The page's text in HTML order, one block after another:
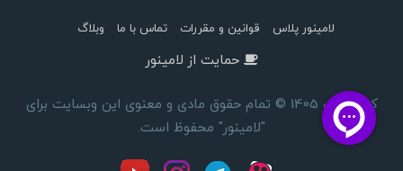
لامینور پلاس قوانین و مقررات تماس با ما وبلاگ
حمایت از لامینور
کپی رایت 1405 © تمام حقوق مادی و معنوی این وبسایت برای
"لامینور" محفوظ است.